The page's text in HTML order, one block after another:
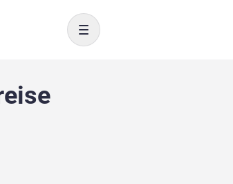
Toggle navigation